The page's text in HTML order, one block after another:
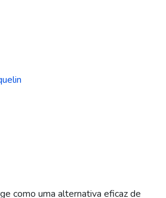
como uma alternativa eficaz de